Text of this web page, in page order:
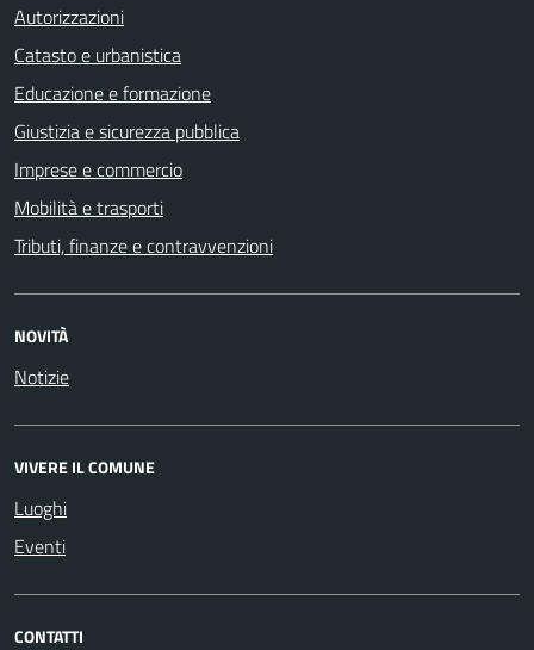
Autorizzazioni
Catasto e urbanistica
Educazione e formazione
Giustizia e sicurezza pubblica
Imprese e commercio
Mobilità e trasporti
Tributi, finanze e contravvenzioni
NOVITÀ
Notizie
VIVERE IL COMUNE
Luoghi
Eventi
CONTATTI